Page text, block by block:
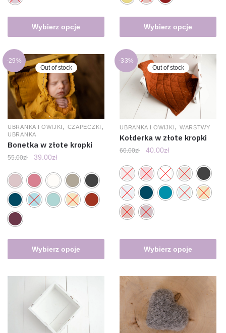
Wybierz opcje Wybierz opcje
Out of stock
-29%
UBRANKA I OWIJKI , CZAPECZKI ,
UBRANKA
Bonetka w złote kropki
55.00zł 39.00zł
Wybierz opcje
Out of stock
-33%
UBRANKA I OWIJKI, WARSTWY
Kołderka w złote kropki
60.00zł 40.00zł
Wybierz opcje